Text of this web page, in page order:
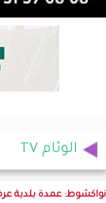
الوئام TV
نواكشوط: عمدة بلدية